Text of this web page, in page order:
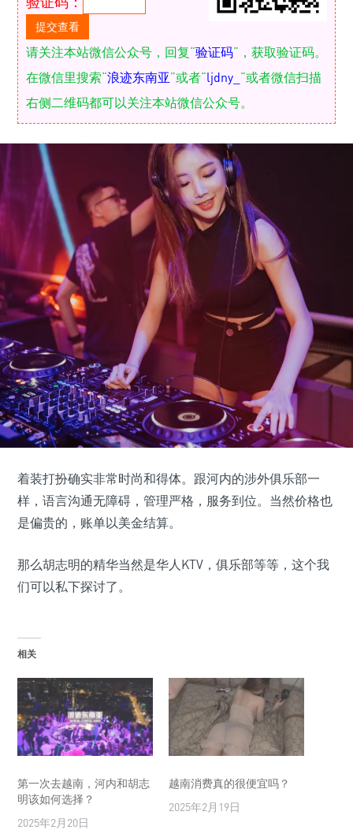
请关注本站微信公众号，回复“验证码”，获取验证码。
在微信里搜索“浪迹东南亚”或者“ljdny_ ”或者微信扫描
右侧二维码都可以关注本站微信公众号。
着装打扮确实非常时尚和得体。跟河内的涉外俱乐部一
样，语言沟通无障碍，管理严格，服务到位。当然价格也
是偏贵的，账单以美金结算。
那么胡志明的精华当然是华人KTV，俱乐部等等，这个我
们可以私下探讨了。
相关
第一次去越南，河内和胡志
明该如何选择？
2025年2月20日
越南消费真的很便宜吗？
2025年2月19日